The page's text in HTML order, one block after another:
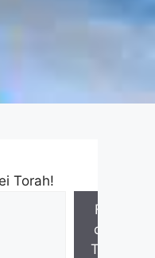
Torah!
Fogli
della
Torah